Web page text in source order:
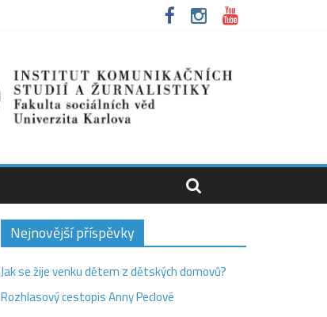
Nejnovější příspěvky
Jak se žije venku dětem z dětských domovů?
Rozhlasový cestopis Anny Peclové